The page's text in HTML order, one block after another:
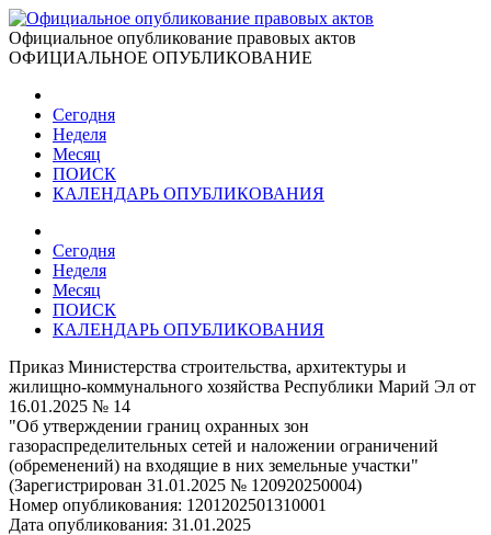
Официальное опубликование правовых актов
ОФИЦИАЛЬНОЕ ОПУБЛИКОВАНИЕ
Сегодня
Неделя
Месяц
ПОИСК
КАЛЕНДАРЬ ОПУБЛИКОВАНИЯ
Сегодня
Неделя
Месяц
ПОИСК
КАЛЕНДАРЬ ОПУБЛИКОВАНИЯ
Приказ Министерства строительства, архитектуры и
жилищно-коммунального хозяйства Республики Марий Эл от
16.01.2025 № 14
"Об утверждении границ охранных зон
газораспределительных сетей и наложении ограничений
(обременений) на входящие в них земельные участки"
(Зарегистрирован 31.01.2025 № 120920250004)
Номер опубликования: 1201202501310001
Дата опубликования: 31.01.2025